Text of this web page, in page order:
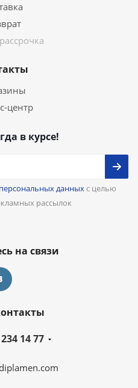
центр
в курсе!
данныхс целью
рассылок
на связи
14 77